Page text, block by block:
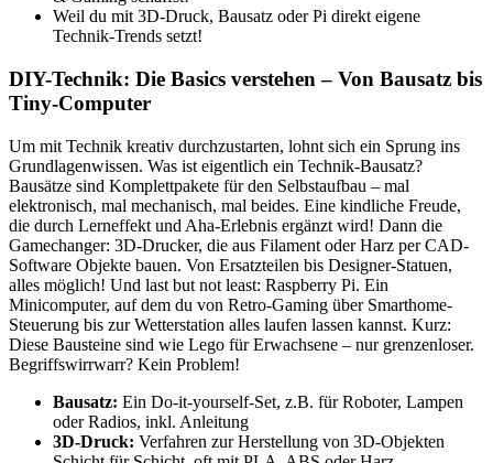
Weil du mit 3D-Druck, Bausatz oder Pi direkt eigene
Technik-Trends setzt!
DIY-Technik: Die Basics verstehen – Von Bausatz bis
Tiny-Computer
Um mit Technik kreativ durchzustarten, lohnt sich ein Sprung ins
Grundlagenwissen. Was ist eigentlich ein Technik-Bausatz?
Bausätze sind Komplettpakete für den Selbstaufbau – mal
elektronisch, mal mechanisch, mal beides. Eine kindliche Freude,
die durch Lerneffekt und Aha-Erlebnis ergänzt wird! Dann die
Gamechanger: 3D-Drucker, die aus Filament oder Harz per CAD-
Software Objekte bauen. Von Ersatzteilen bis Designer-Statuen,
alles möglich! Und last but not least: Raspberry Pi. Ein
Minicomputer, auf dem du von Retro-Gaming über Smarthome-
Steuerung bis zur Wetterstation alles laufen lassen kannst. Kurz:
Diese Bausteine sind wie Lego für Erwachsene – nur grenzenloser.
Begriffswirrwarr? Kein Problem!
Bausatz: Ein Do-it-yourself-Set, z.B. für Roboter, Lampen
oder Radios, inkl. Anleitung
3D-Druck: Verfahren zur Herstellung von 3D-Objekten